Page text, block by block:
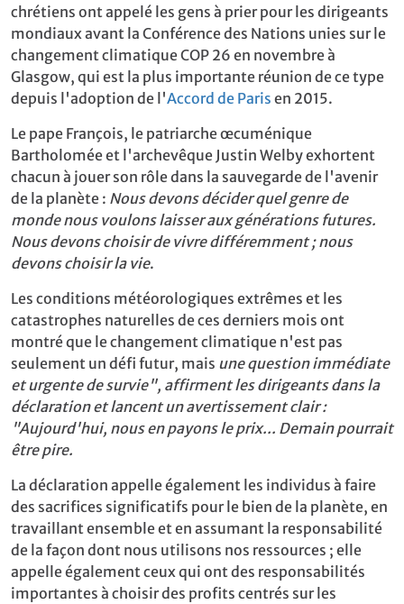
chrétiens ont appelé les gens à prier pour les dirigeants
mondiaux avant la Conférence des Nations unies sur le
changement climatique COP 26 en novembre à
Glasgow, qui est la plus importante réunion de ce type
depuis l'adoption de l'Accord de Paris en 2015.
Le pape François, le patriarche œcuménique
Bartholomée et l'archevêque Justin Welby exhortent
chacun à jouer son rôle dans la sauvegarde de l'avenir
de la planète : Nous devons décider quel genre de
monde nous voulons laisser aux générations futures.
Nous devons choisir de vivre différemment ; nous
devons choisir la vie.
Les conditions météorologiques extrêmes et les
catastrophes naturelles de ces derniers mois ont
montré que le changement climatique n'est pas
seulement un défi futur, mais une question immédiate
et urgente de survie", affirment les dirigeants dans la
déclaration et lancent un avertissement clair :
"Aujourd'hui, nous en payons le prix... Demain pourrait
être pire.
La déclaration appelle également les individus à faire
des sacrifices significatifs pour le bien de la planète, en
travaillant ensemble et en assumant la responsabilité
de la façon dont nous utilisons nos ressources ; elle
appelle également ceux qui ont des responsabilités
importantes à choisir des profits centrés sur les